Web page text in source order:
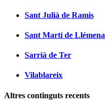
Sant Julià de Ramis
Sant Martí de Llémena
Sarrià de Ter
Vilablareix
Altres continguts recents